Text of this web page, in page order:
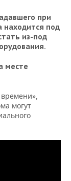
при
под
из-под
месте
могут